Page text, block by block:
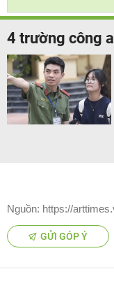
4 trường công
Nguồn: https://
GỬI GÓP Ý